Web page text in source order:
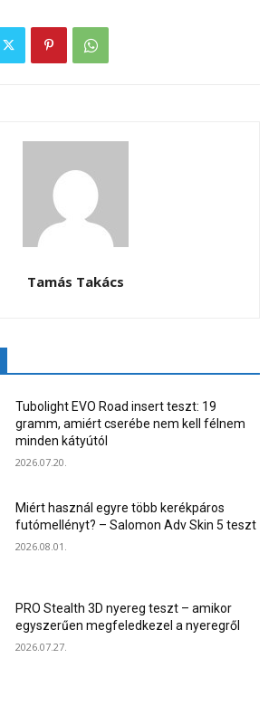
Tamás Takács
Tubolight EVO Road insert teszt: 19
gramm, amiért cserébe nem kell félnem
minden kátyútól
2026.07.20.
Miért használ egyre több kerékpáros
futómellényt? – Salomon Adv Skin 5 teszt
2026.08.01.
PRO Stealth 3D nyereg teszt – amikor
egyszerűen megfeledkezel a nyeregről
2026.07.27.